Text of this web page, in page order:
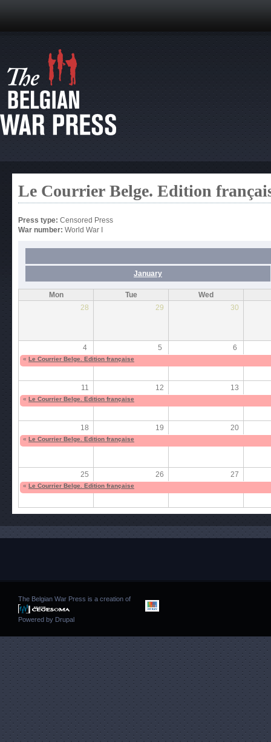
Le Courrier Belge. Edition
Press type: Censored Press
War number: World War I
January
Mon Tue
Wed
28
29 30
4 5 6
« Le Courrier Belge. Edition française
11 12 13
« Le Courrier Belge. Edition française
18 19 20
« Le Courrier Belge. Edition française
25 26 27
« Le Courrier Belge. Edition française
The Belgian War Press is a creation of
Powered by Drupal